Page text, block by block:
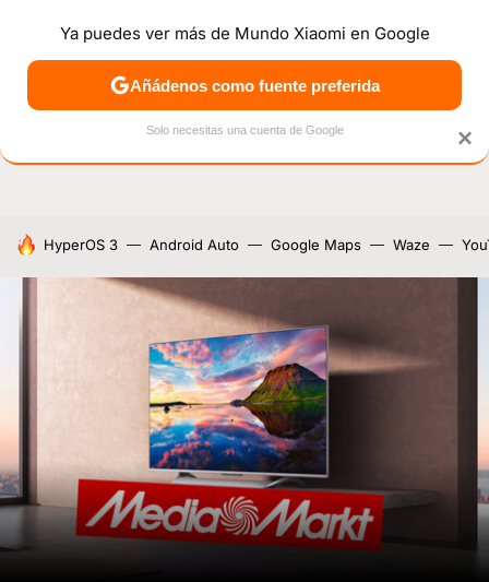
NOTICIAS MÓVILES TUTORIALES OFERTAS
HOY SE HABLA DE
HyperOS 3 Android Auto Google Maps Waze
×
Ya puedes ver más de Mundo Xiaomi en Google
Añádenos como fuente preferida
Solo necesitas una cuenta de Google